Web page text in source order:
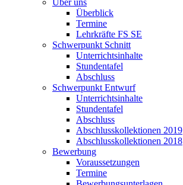
Über uns
Überblick
Termine
Lehrkräfte FS SE
Schwerpunkt Schnitt
Unterrichtsinhalte
Stundentafel
Abschluss
Schwerpunkt Entwurf
Unterrichtsinhalte
Stundentafel
Abschluss
Abschlusskollektionen 2019
Abschlusskollektionen 2018
Bewerbung
Voraussetzungen
Termine